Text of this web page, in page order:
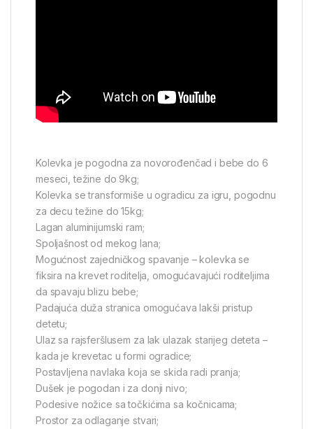
Kolevka je pogodna za novorođenčad i bebe do 6
meseci, težine do 9kg;
Kolevka se transformiše u ogradicu za igru, pogodnu
za decu težine do 15kg;
Lagan aluminijumski ram;
Spoljašnost od mekog lana;
Mogućnost zajedničkog spavanje – kolevka se
fiksira na krevet roditelja, omogućavajući roditeljima
da spavaju blizu bebe;
Padajuća duža stranica omogućava lakši pristup
detetu;
Ulaz sa rajsferšlusem za lak ulazak starijeg deteta –
kada je krevetac u formi ogradice;
Postavljena navlaka koja se skida radi pranja;
Dušek je pogodan i za donji nivo;
Podesive nožice sa točkićima sa kočnicama;
Prostor za odlaganje stvari;